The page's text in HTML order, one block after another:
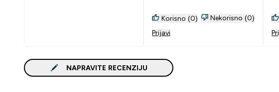
Korisno (0)
Nekorisno (0)
Prijavi
NAPRAVITE RECENZIJU